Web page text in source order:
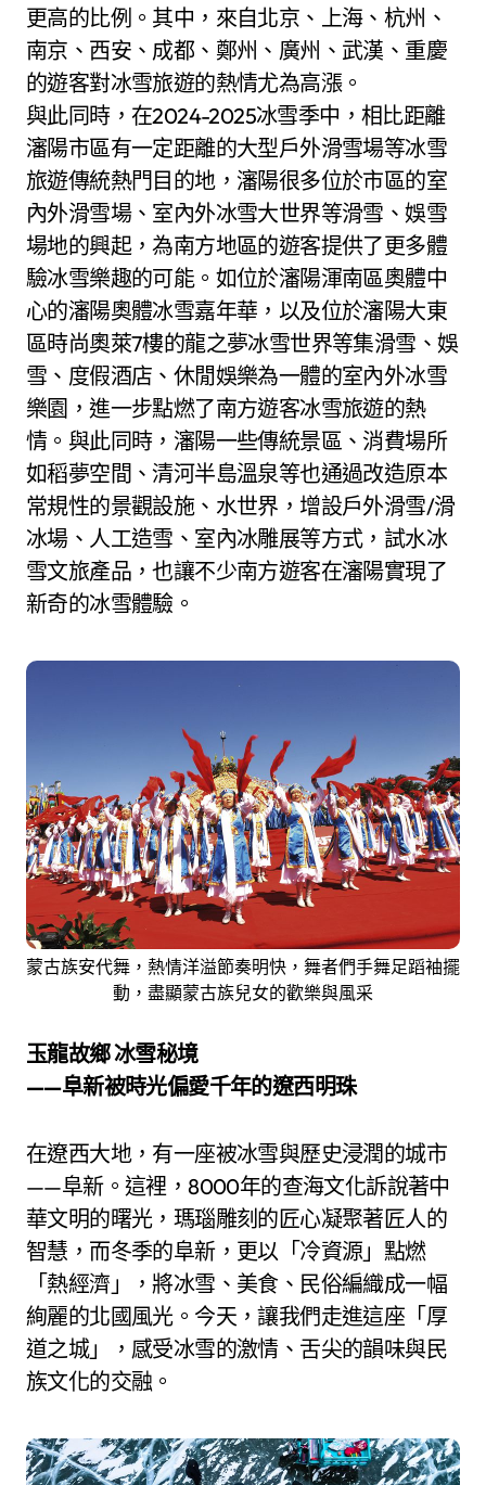
更高的比例。其中，來自北京、上海、杭州、
南京、西安、成都、鄭州、廣州、武漢、重慶
的遊客對冰雪旅遊的熱情尤為高漲。
與此同時，在2024-2025冰雪季中，相比距離
瀋陽市區有一定距離的大型戶外滑雪場等冰雪
旅遊傳統熱門目的地，瀋陽很多位於市區的室
內外滑雪場、室內外冰雪大世界等滑雪、娛雪
場地的興起，為南方地區的遊客提供了更多體
驗冰雪樂趣的可能。如位於瀋陽渾南區奧體中
心的瀋陽奧體冰雪嘉年華，以及位於瀋陽大東
區時尚奧萊7樓的龍之夢冰雪世界等集滑雪、娛
雪、度假酒店、休閒娛樂為一體的室內外冰雪
樂園，進一步點燃了南方遊客冰雪旅遊的熱
情。與此同時，瀋陽一些傳統景區、消費場所
如稻夢空間、清河半島溫泉等也通過改造原本
常規性的景觀設施、水世界，增設戶外滑雪/滑
冰場、人工造雪、室內冰雕展等方式，試水冰
雪文旅產品，也讓不少南方遊客在瀋陽實現了
新奇的冰雪體驗。
蒙古族安代舞，熱情洋溢節奏明快，舞者們手舞足蹈袖擺
動，盡顯蒙古族兒女的歡樂與風采
玉龍故鄉 冰雪秘境
——阜新被時光偏愛千年的遼西明珠
在遼西大地，有一座被冰雪與歷史浸潤的城市
——阜新。這裡，8000年的查海文化訴說著中
華文明的曙光，瑪瑙雕刻的匠心凝聚著匠人的
智慧，而冬季的阜新，更以「冷資源」點燃
「熱經濟」，將冰雪、美食、民俗編織成一幅
絢麗的北國風光。今天，讓我們走進這座「厚
道之城」，感受冰雪的激情、舌尖的韻味與民
族文化的交融。